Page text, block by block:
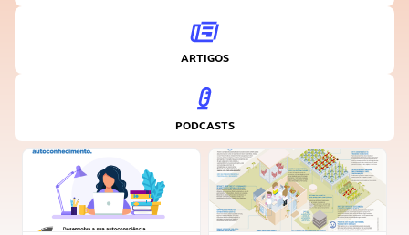
ARTIGOS
PODCASTS